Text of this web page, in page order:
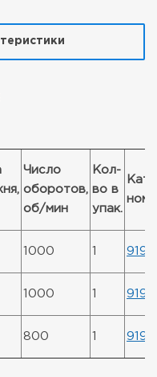
Число
оборотов,
об/мин
Кол-
во в
упак.
Кат.
1000 1
1000 1
800 1